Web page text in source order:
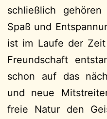
schließlich
Spaß und
ist im Laufe der
Freundschaft
schon auf das
und neue
freie Natur den